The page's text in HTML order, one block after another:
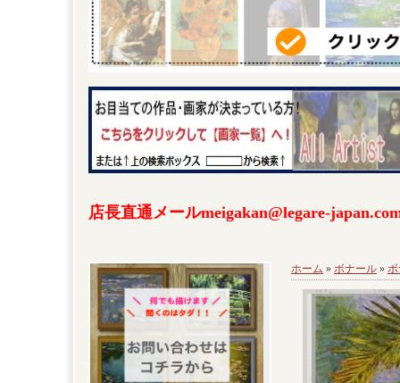
店長直通メールmeigakan@legare-
ホーム » ボナール »